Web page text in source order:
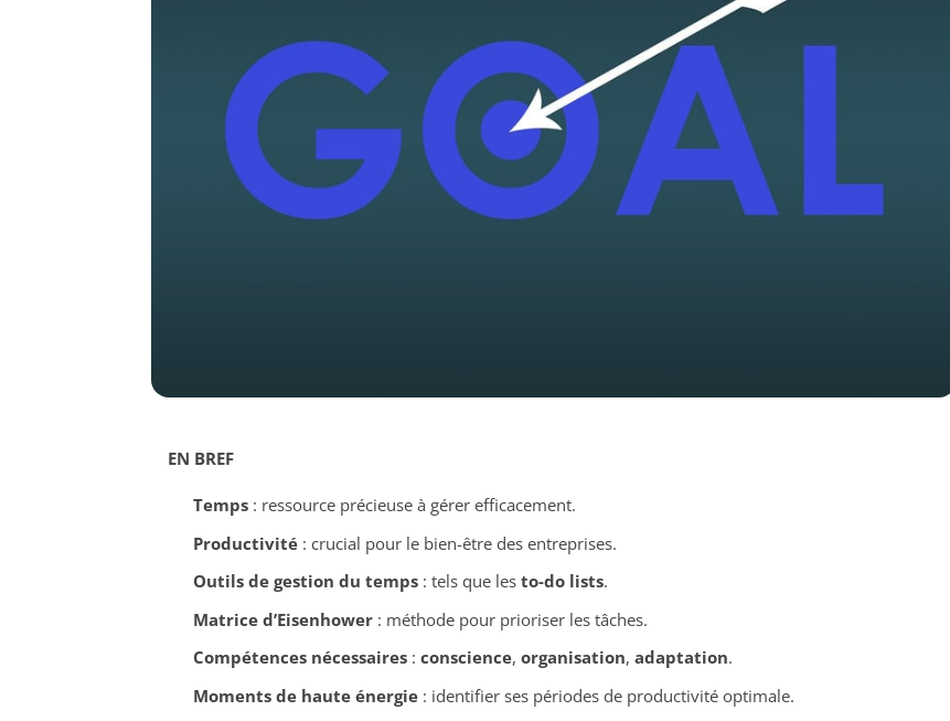
EN BREF
Temps: ressource précieuse à gérer efficacement.
Productivité: crucial pour le bien-être des entreprises.
Outils de gestion du temps: tels que les to-do lists.
Matrice d’Eisenhower: méthode pour prioriser les tâches.
Compétences nécessaires: conscience, organisation, adaptation.
Moments de haute énergie: identifier ses périodes de productivité optimale.